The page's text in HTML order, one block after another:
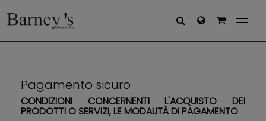
Pagamento sicuro
CONDIZIONI CONCERNENTI L'ACQUISTO DEI
PRODOTTI O SERVIZI, LE MODALITÀ DI PAGAMENTO
  